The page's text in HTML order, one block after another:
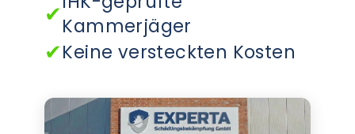
✔Kammerjäger
✔Keine versteckten Kosten